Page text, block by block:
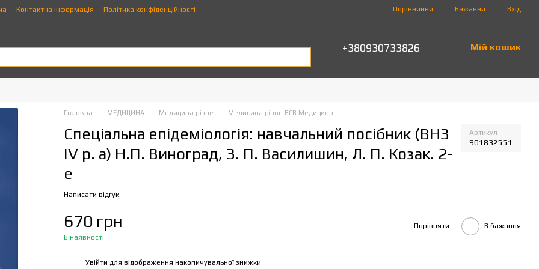
Контактна інформація Політика конфіденційності Порівняння Бажання Вхід
+380930733826 Мій кошик
Головна МЕДИЦИНА Медицина різне Медицина різне ВСВ Медицина
Спеціальна епідеміологія: навчальний посібник (ВНЗ
IV р. а) Н.П. Виноград, З. П. Василишин, Л. П. Козак. 2-
е
Артикул
901832551
Написати відгук
670 грн
В наявності
Порівняти В бажання
Увійти для відображення накопичувальної знижки